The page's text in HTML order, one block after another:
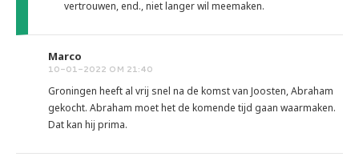
vertrouwen, end., niet langer wil meemaken.
Marco
10-01-2022 OM 21:40
Groningen heeft al vrij snel na de komst van Joosten, Abraham
gekocht. Abraham moet het de komende tijd gaan waarmaken.
Dat kan hij prima.